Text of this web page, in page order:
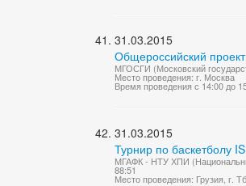
31.03.2015
Общероссийский
МГОСГИ (Московский
Место проведения: г. Москва
Время проведения с 14:00 до
31.03.2015
Турнир по баскетболу
МГАФК - НТУ ХПИ
88:51
Место проведения: Грузия, г.